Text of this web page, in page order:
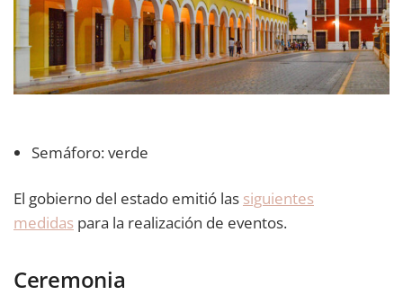
Semáforo: verde
El gobierno del estado emitió las siguientes
medidas para la realización de eventos.
Ceremonia